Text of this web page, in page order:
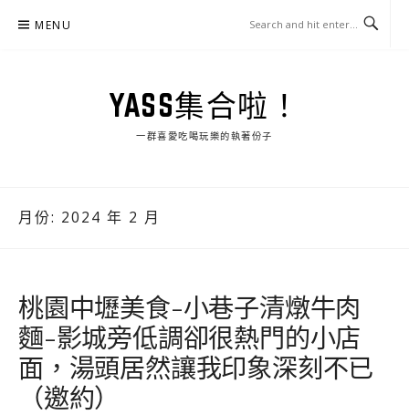
MENU
YASS集合啦！
一群喜愛吃喝玩樂的執著份子
月份: 2024 年 2 月
桃園中壢美食-小巷子清燉牛肉
麵-影城旁低調卻很熱門的小店
面，湯頭居然讓我印象深刻不已
（邀約）